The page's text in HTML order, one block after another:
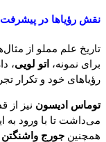
نقش رؤیاها در
تاریخ علم مملو از
برای نمونه، اتو لویی
رؤیاهای خود و تکرار
توماس ادیسون نیز از
می‌داشت تا با ورود به
همچنین جورج واشنگتن